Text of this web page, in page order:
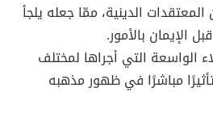
الدينية، ممّا جعله يلجأ
الإيمان بالأمور.
الواسعة التي أجراها لمختلف
مباشرًا في ظهور مذهبه